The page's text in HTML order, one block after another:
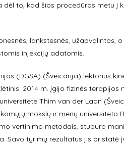
dėl to, kad šios procedūros metu į
lankstesnės, užapvalintos, o
injekcijų adatomis.
(DGSA) (Šveicarija) lektorius
2014 m. įgijo fizinės terapijos
Thim van der Laan
mokslų ir menų universiteto
vertinimo metodais, stuburo
Savo tyrimų rezultatus jis pristatė